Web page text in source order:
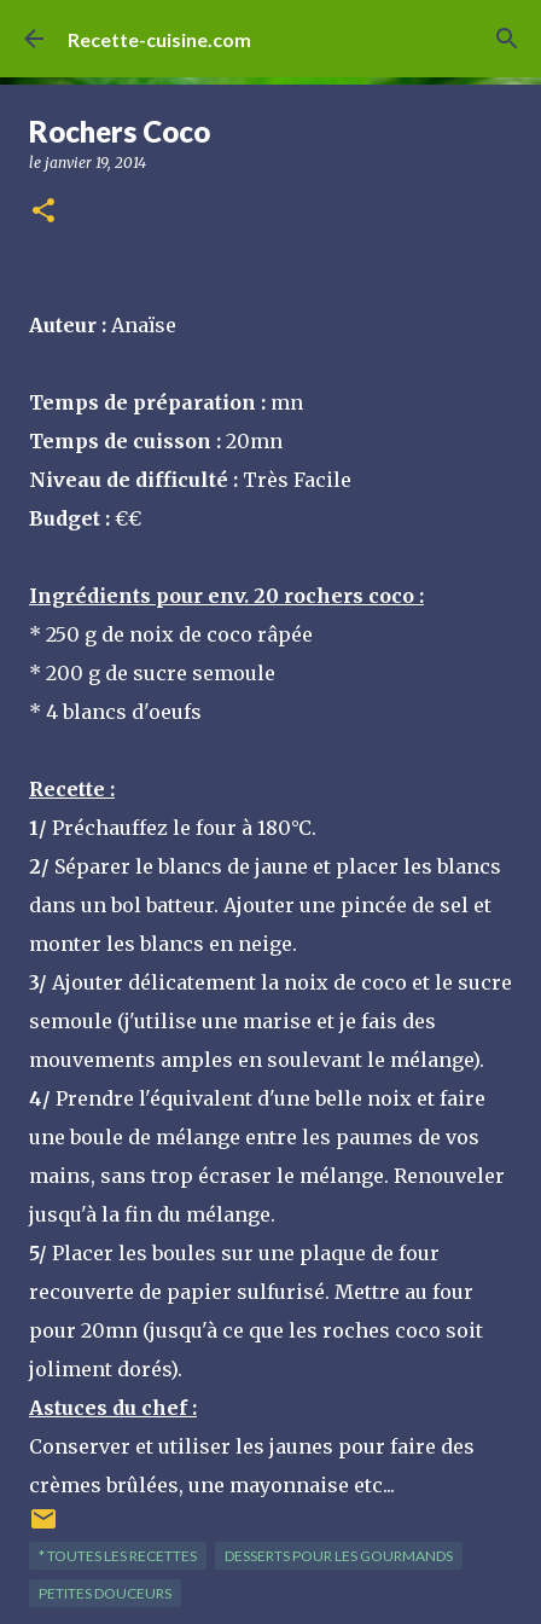
Accéder au contenu principal
Recette-cuisine.com
Rochers Coco
le janvier 19, 2014
Auteur : Anaïse
Temps de préparation : mn
Temps de cuisson : 20mn
Niveau de difficulté : Très Facile
Budget : €€
Ingrédients pour env. 20 rochers coco :
* 250 g de noix de coco râpée
* 200 g de sucre semoule
* 4 blancs d'oeufs
Recette :
1/ Préchauffez le four à 180°C.
2/ Séparer le blancs de jaune et placer les blancs
dans un bol batteur. Ajouter une pincée de sel et
monter les blancs en neige.
3/ Ajouter délicatement la noix de coco et le sucre
semoule (j'utilise une marise et je fais des
mouvements amples en soulevant le mélange).
4/ Prendre l'équivalent d'une belle noix et faire
une boule de mélange entre les paumes de vos
mains, sans trop écraser le mélange. Renouveler
jusqu'à la fin du mélange.
5/ Placer les boules sur une plaque de four
recouverte de papier sulfurisé. Mettre au four
pour 20mn (jusqu'à ce que les roches coco soit
joliment dorés).
Astuces du chef :
Conserver et utiliser les jaunes pour faire des
crèmes brûlées, une mayonnaise etc...
* TOUTES LES RECETTES DESSERTS POUR LES GOURMANDS
PETITES DOUCEURS